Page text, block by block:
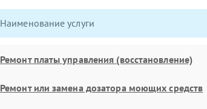
Наименование услуги
Ремонт платы управления (восстановление)
Ремонт или замена дозатора моющих средств